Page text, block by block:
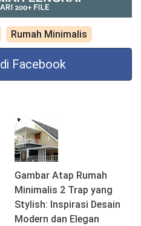
Rumah Minimalis
Facebook
Gambar Atap Rumah
Minimalis 2 Trap yang
Stylish: Inspirasi Desain
Modern dan Elegan